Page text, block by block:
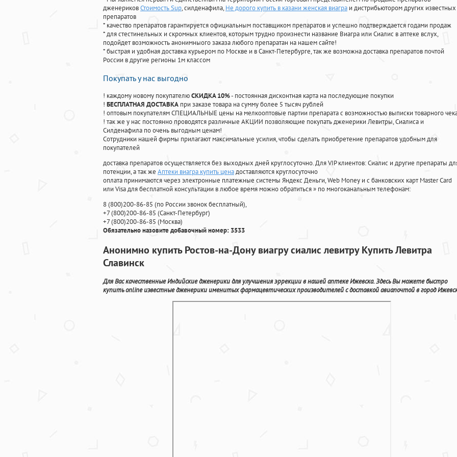
дженериковСтоимость Sup, силденафила, Не дорого купить в казани женская виагра и дистрибьютором других известных
препаратов
* качество препаратов гарантируется официальным поставщиком препаратов и успешно подтверждается годами продаж
* для стестинельных и скромных клиентов, которым трудно произнести название Виагра или Сиалис в аптеке вслух,
подойдет возможность анонимныого заказа любого препаратан на нашем сайте!
* быстрая и удобная доставка курьером по Москве и в Санкт-Петербурге, так же возможна доставка препаратов почтой
России в другие регионы 1м классом
Покупать у нас выгодно
! каждому новому покупателюСКИДКА 10%- постоянная дисконтная карта на последующие покупки
! БЕСПЛАТНАЯ ДОСТАВКА при заказе товара на сумму более 5 тысяч рублей
! оптовым покупателям СПЕЦИАЛЬНЫЕ цены на мелкооптовые партии препарата с возможностью выписки товарного
! так же у нас постоянно проводятся различные АКЦИИ позволяющие покупать дженерики Левитры, Сиалиса и
Силденафила по очень выгодным ценам!
Cотрудники нашей фирмы прилагают максимальные усилия, чтобы сделать приобретение препаратов удобным для
покупателей
доставка препаратов осуществляется без выходных дней круглосуточно. Для VIP клиентов: Сиалис и другие препараты
потенции, а так же Аптеки виагра купить ценадоставляются круглосуточно
оплата принимаются через электронные платежные системы Яндекс Деньги, Web Money и с банковских карт Master Card
или Visa для бесплатной консультации в любое время можно обратиться» по многоканальным телефонам:
8(800)200-86-85 (по России звонок бесплатный),
+7(800)200-86-85 (Санкт-Петербург)
+7(800)200-86-85 (Москва)
Обязательно назовите добавочный номер: 3533
Анонимно купить Ростов-на-Дону виагру сиалис левитру Купить Левитра
Славинск
Для Вас качественные Индийские дженерики для улучшения эррекции в нашей аптеке Ижевска. Здесь Вы можете быстро
купить online известные дженерики именитых фармацевтических производителей с доставкой авиапочтой в город